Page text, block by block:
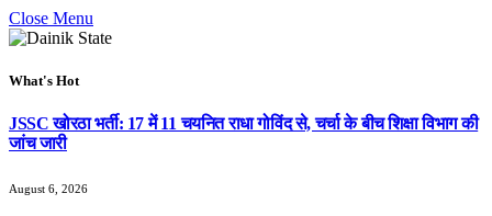
Close Menu
What's Hot
JSSC खोरठा भर्ती: 17 में 11 चयनित राधा गोविंद से, चर्चा के बीच शिक्षा विभाग की
जांच जारी
August 6, 2026